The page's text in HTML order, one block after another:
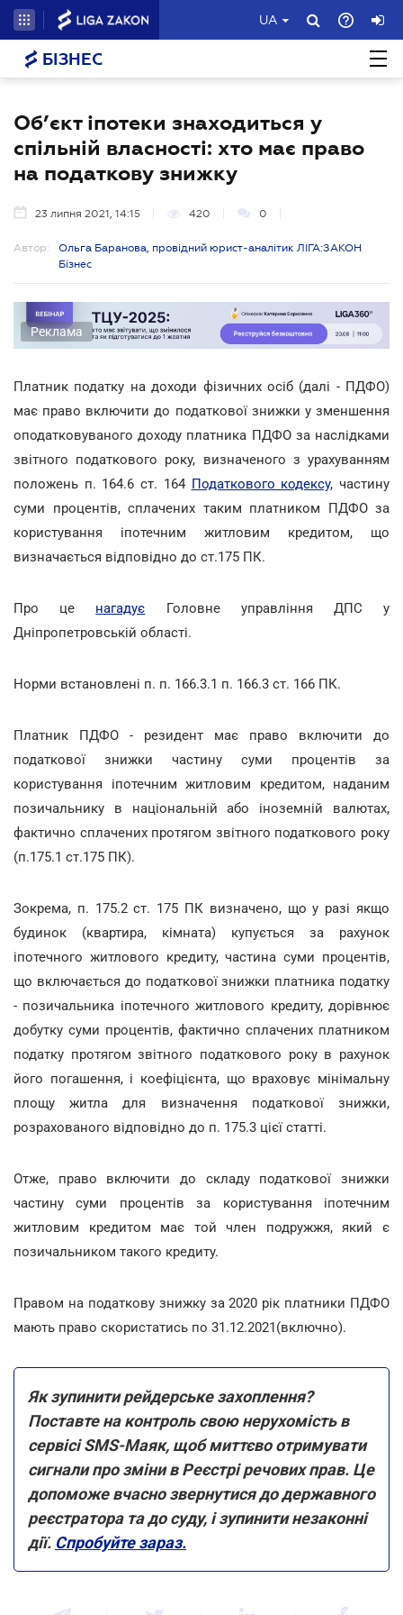
UA
БІЗНЕС
Об’єкт іпотеки знаходиться у
спільній власності: хто має право
на податкову знижку
23 липня 2021, 14:15 420 0
Автор:
Ольга Баранова, провідний юрист-аналітик ЛІГА:ЗАКОН
Бізнес
Реклама
Платник податку на доходи фізичних осіб (далі - ПДФО)
має право включити до податкової знижки у зменшення
оподатковуваного доходу платника ПДФО за наслідками
звітного податкового року, визначеного з урахуванням
положень п. 164.6 ст. 164 Податкового кодексу, частину
суми процентів, сплачених таким платником ПДФО за
користування іпотечним житловим кредитом, що
визначається відповідно до ст.175 ПК.
Про це нагадує Головне управління ДПС у
Дніпропетровській області.
Норми встановлені п. п. 166.3.1 п. 166.3 ст. 166 ПК.
Платник ПДФО - резидент має право включити до
податкової знижки частину суми процентів за
користування іпотечним житловим кредитом, наданим
позичальнику в національній або іноземній валютах,
фактично сплачених протягом звітного податкового року
(п.175.1 ст.175 ПК).
Зокрема, п. 175.2 ст. 175 ПК визначено, що у разі якщо
будинок (квартира, кімната) купується за рахунок
іпотечного житлового кредиту, частина суми процентів,
що включається до податкової знижки платника податку
- позичальника іпотечного житлового кредиту, дорівнює
добутку суми процентів, фактично сплачених платником
податку протягом звітного податкового року в рахунок
його погашення, і коефіцієнта, що враховує мінімальну
площу житла для визначення податкової знижки,
розрахованого відповідно до п. 175.3 цієї статті.
Отже, право включити до складу податкової знижки
частину суми процентів за користування іпотечним
житловим кредитом має той член подружжя, який є
позичальником такого кредиту.
Правом на податкову знижку за 2020 рік платники ПДФО
мають право скористатись по 31.12.2021(включно).
Як зупинити рейдерське захоплення?
Поставте на контроль свою нерухомість в
сервісі SMS-Маяк, щоб миттєво отримувати
сигнали про зміни в Реєстрі речових прав. Це
допоможе вчасно звернутися до державного
реєстратора та до суду, і зупинити незаконні
дії. Спробуйте зараз.